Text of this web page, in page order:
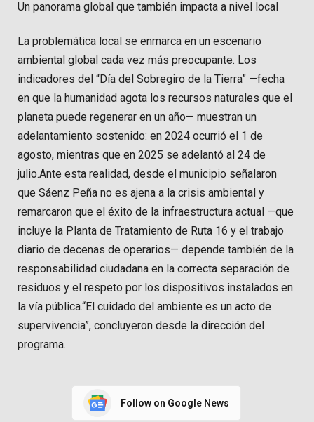
Un panorama global que también impacta a nivel local
La problemática local se enmarca en un escenario
ambiental global cada vez más preocupante. Los
indicadores del “Día del Sobregiro de la Tierra” —fecha
en que la humanidad agota los recursos naturales que el
planeta puede regenerar en un año— muestran un
adelantamiento sostenido: en 2024 ocurrió el 1 de
agosto, mientras que en 2025 se adelantó al 24 de
julio.Ante esta realidad, desde el municipio señalaron
que Sáenz Peña no es ajena a la crisis ambiental y
remarcaron que el éxito de la infraestructura actual —que
incluye la Planta de Tratamiento de Ruta 16 y el trabajo
diario de decenas de operarios— depende también de la
responsabilidad ciudadana en la correcta separación de
residuos y el respeto por los dispositivos instalados en
la vía pública.“El cuidado del ambiente es un acto de
supervivencia”, concluyeron desde la dirección del
programa.
Follow on Google News